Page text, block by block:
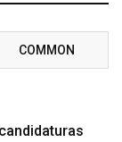
COMMON